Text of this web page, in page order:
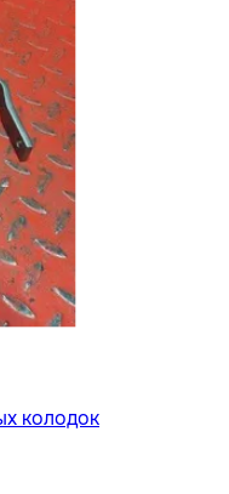
колодок